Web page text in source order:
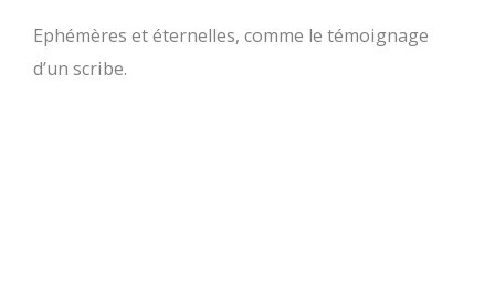
Ephémères et éternelles, comme le témoignage
d’un scribe.